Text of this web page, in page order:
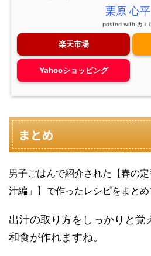
栗原 心
posted with カエ
楽天市場
Yahooショッピング
まとめ
男子ごはんで紹介された【春の
汁編」】で作ったレシピをまとめ
出汁の取り方をしっかりと覚
和食が作れますね。